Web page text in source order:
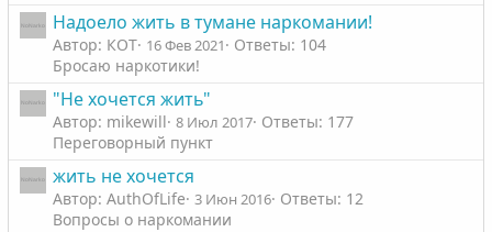
Надоело жить в тумане наркомании!
Автор: КОТ 16 Фев 2021
Ответы: 104
Бросаю наркотики!
"Не хочется жить"
Автор: mikewill 8 Июл 2017 Ответы: 177
Переговорный пункт
жить не хочется
Автор: AuthOfLife 3 Июн 2016 Ответы: 12
Вопросы о наркомании